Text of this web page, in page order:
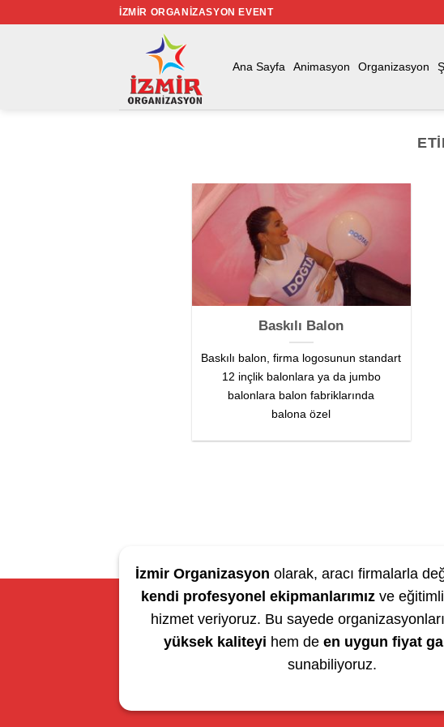
İZMIR ORGANIZASYON EVENT
Ana Sayfa Animasyon Organizasyon
Baskılı Balon
Baskılı balon, firma logosunun standart
12 inçlik balonlara ya da jumbo
balonlara balon fabriklarında
balona özel
İzmir Organizasyon olarak, aracı firmalarla
kendi profesyonel ekipmanlarımızve
hizmet veriyoruz. Bu sayede
yüksek kaliteyi hem de en uygun fiyat
sunabiliyoruz.